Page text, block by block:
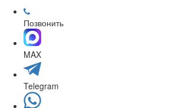
Позвонить
MAX
Telegram